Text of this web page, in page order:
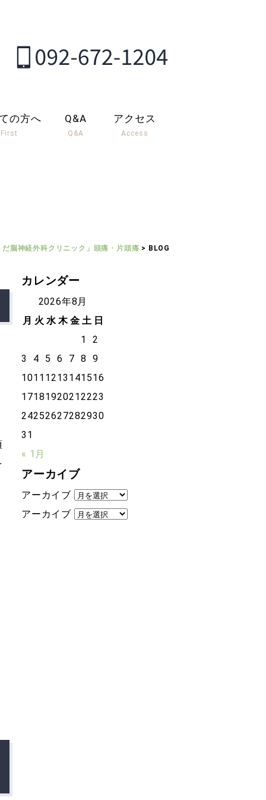
の方へ
First
Q&A
Q&A
アクセス
Access
脳神経外科クリニック」頭痛・片頭痛 > BLOG
カレンダー
2026年8月
月 火 水木金 土 日
« 1月
1
2
3
4 5 6 7 8 9
1011 1213 141516
17181920212223
24252627282930
31
アーカイブ
アーカイブ
アーカイブ